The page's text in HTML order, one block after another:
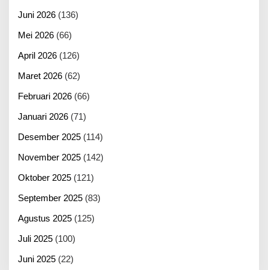
Juni 2026 (136)
Mei 2026 (66)
April 2026 (126)
Maret 2026 (62)
Februari 2026 (66)
Januari 2026 (71)
Desember 2025 (114)
November 2025 (142)
Oktober 2025 (121)
September 2025 (83)
Agustus 2025 (125)
Juli 2025 (100)
Juni 2025 (22)